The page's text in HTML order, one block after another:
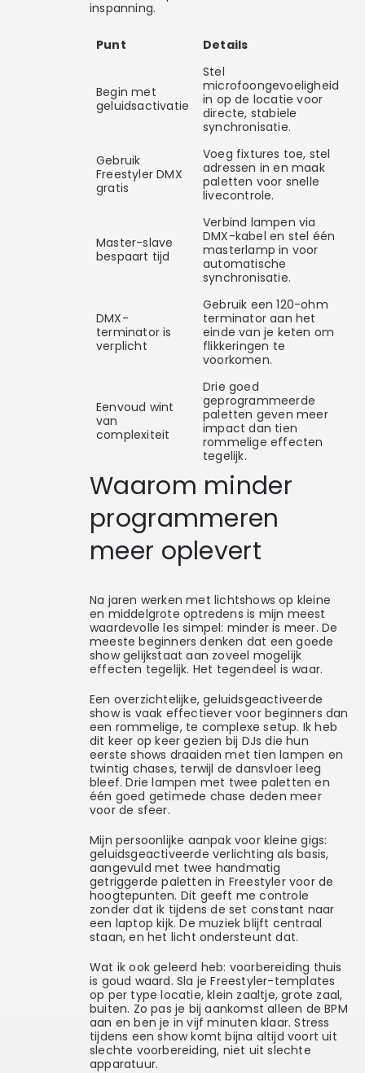
inspanning.
Punt Details
Begin met
geluidsactivatie
Stel
microfoongevoeligheid
in op de locatie voor
directe, stabiele
synchronisatie.
Gebruik
Freestyler DMX
gratis
Voeg fixtures toe, stel
adressen in en maak
paletten voor snelle
livecontrole.
Master-slave
bespaart tijd
Verbind lampen via
DMX-kabel en stel één
masterlamp in voor
automatische
synchronisatie.
DMX-
terminator is
verplicht
Gebruik een 120-ohm
terminator aan het
einde van je keten om
flikkeringen te
voorkomen.
Eenvoud wint
van
complexiteit
Drie goed
geprogrammeerde
paletten geven meer
impact dan tien
rommelige effecten
tegelijk.
Waarom minder
programmeren
meer oplevert
Na jaren werken met lichtshows op kleine
en middelgrote optredens is mijn meest
waardevolle les simpel: minder is meer. De
meeste beginners denken dat een goede
show gelijkstaat aan zoveel mogelijk
effecten tegelijk. Het tegendeel is waar.
Een overzichtelijke, geluidsgeactiveerde
show is vaak effectiever voor beginners dan
een rommelige, te complexe setup. Ik heb
dit keer op keer gezien bij DJs die hun
eerste shows draaiden met tien lampen en
twintig chases, terwijl de dansvloer leeg
bleef. Drie lampen met twee paletten en
één goed getimede chase deden meer
voor de sfeer.
Mijn persoonlijke aanpak voor kleine gigs:
geluidsgeactiveerde verlichting als basis,
aangevuld met twee handmatig
getriggerde paletten in Freestyler voor de
hoogtepunten. Dit geeft me controle
zonder dat ik tijdens de set constant naar
een laptop kijk. De muziek blijft centraal
staan, en het licht ondersteunt dat.
Wat ik ook geleerd heb: voorbereiding thuis
is goud waard. Sla je Freestyler-templates
op per type locatie, klein zaaltje, grote zaal,
buiten. Zo pas je bij aankomst alleen de BPM
aan en ben je in vijf minuten klaar. Stress
tijdens een show komt bijna altijd voort uit
slechte voorbereiding, niet uit slechte
apparatuur.